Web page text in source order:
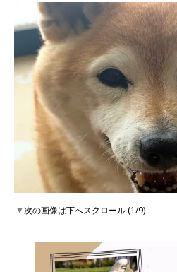
▼次の画像は下へスクロール (1/9)